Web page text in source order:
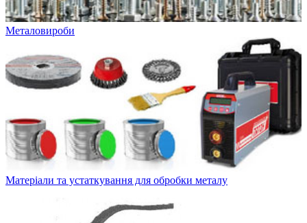
Металовироби
Матеріали та устаткування для обробки металу